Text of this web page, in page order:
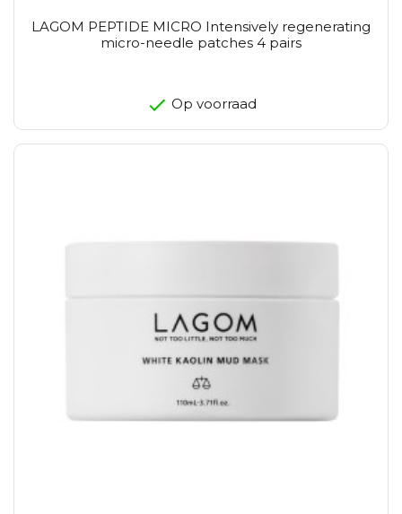
LAGOM PEPTIDE MICRO Intensively regenerating
micro-needle patches 4 pairs
Op voorraad